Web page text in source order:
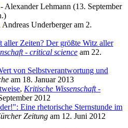
- Alexander Lehmann (13. September
Andreas Underberger am 2.
aller Zeiten? Der größte Witz aller
- critical science am 22.
von Selbstverantwortung und
am 18. Januar 2013
, Kritische Wissenschaft -
2012
Eine rhetorische Sternstunde im
Zeitung am 12. Juni 2012